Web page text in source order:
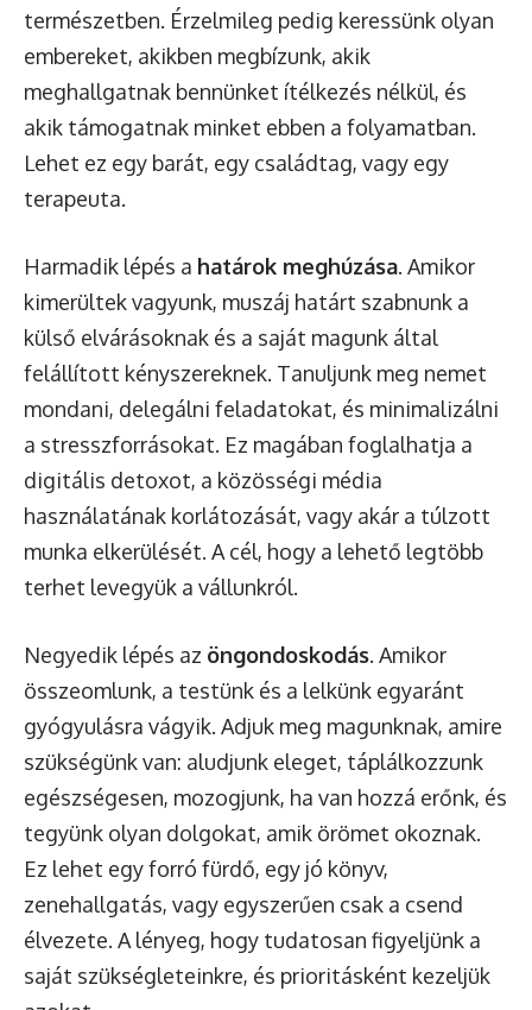
természetben. Érzelmileg pedig keressünk olyan
embereket, akikben megbízunk, akik
meghallgatnak bennünket ítélkezés nélkül, és
akik támogatnak minket ebben a folyamatban.
Lehet ez egy barát, egy családtag, vagy egy
terapeuta.
Harmadik lépés a határok meghúzása. Amikor
kimerültek vagyunk, muszáj határt szabnunk a
külső elvárásoknak és a saját magunk által
felállított kényszereknek. Tanuljunk meg nemet
mondani, delegálni feladatokat, és minimalizálni
a stresszforrásokat. Ez magában foglalhatja a
digitális detoxot, a közösségi média
használatának korlátozását, vagy akár a túlzott
munka elkerülését. A cél, hogy a lehető legtöbb
terhet levegyük a vállunkról.
Negyedik lépés az öngondoskodás. Amikor
összeomlunk, a testünk és a lelkünk egyaránt
gyógyulásra vágyik. Adjuk meg magunknak, amire
szükségünk van: aludjunk eleget, táplálkozzunk
egészségesen, mozogjunk, ha van hozzá erőnk, és
tegyünk olyan dolgokat, amik örömet okoznak.
Ez lehet egy forró fürdő, egy jó könyv,
zenehallgatás, vagy egyszerűen csak a csend
élvezete. A lényeg, hogy tudatosan figyeljünk a
saját szükségleteinkre, és prioritásként kezeljük